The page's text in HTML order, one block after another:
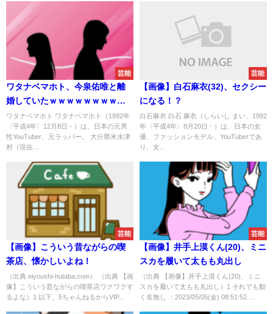
芸能
ワタナベマホト、今泉佑唯と離
婚していたｗｗｗｗｗｗｗｗｗ
ｗｗｗｗｗｗｗｗｗｗｗｗｗｗ
ｗｗ
ワタナベマホト ワタナベマホト（1992年
〈平成4年〉12月8日 - ）は、日本の元男
性YouTuber、元ラッパー。 大分県米水津
村（現佐...
芸能
【画像】白石麻衣(32)、セクシー
になる！？
白石麻衣 白石 麻衣（しらいし まい、1992
年〈平成4年〉8月20日 - ）は、日本の女
優、ファッションモデル、YouTuberであ
り、女...
芸能
【画像】こういう昔ながらの喫
茶店、懐かしいよね！
（出典 eiyoushi-hutaba.com） （出典 【画
像】こういう昔ながらの喫茶店ワクワクす
るよな）1 以下、5ちゃんねるからVIP...
芸能
【画像】井手上漠くん(20)、ミニ
スカを履いて太もも丸出し
（出典 【画像】井手上漠くん(20)、ミニ
スカを履いて太もも丸出し）1 それでも動
く名無し ：2023/05/05(金) 08:51:52....